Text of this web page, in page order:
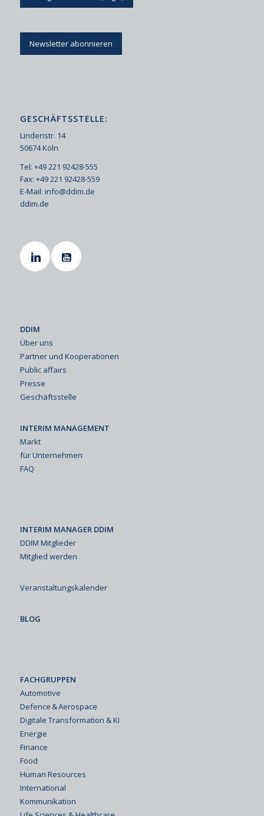
Newsletter abonnieren
GESCHÄFTSSTELLE:
Lindenstr. 14
50674 Köln
Tel: +49 221 92428-555
Fax: +49 221 92428-559
E-Mail: info@ddim.de
ddim.de
DDIM
Über uns
Partner und Kooperationen
Public affairs
Presse
Geschäftsstelle
INTERIM MANAGEMENT
Markt
für Unternehmen
FAQ
INTERIM MANAGER DDIM
DDIM Mitglieder
Mitglied werden
Veranstaltungskalender
BLOG
FACHGRUPPEN
Automotive
Defence & Aerospace
Digitale Transformation & KI
Energie
Finance
Food
Human Resources
International
Kommunikation